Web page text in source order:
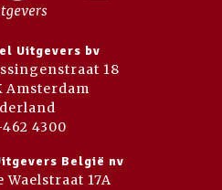
Uitgevers bv
18
Amsterdam
4300
België nv
Waelstraat 17A